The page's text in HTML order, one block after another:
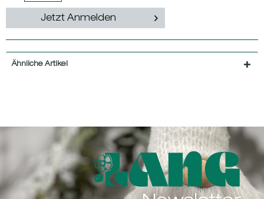
Jetzt Anmelden
Ähnliche Artikel